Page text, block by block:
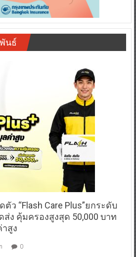
นธ์
ว “Flash Care Plus”ยกระดับ
ง คุ้มครองสูงสุด 50,000 บาท
สูง
0